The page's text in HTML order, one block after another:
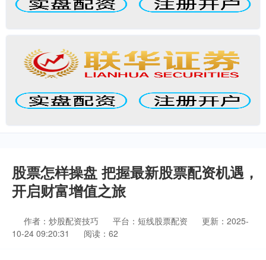
股票怎样操盘 把握最新股票配资机遇，
开启财富增值之旅
作者：炒股配资技巧 平台：短线股票配资
更新：2025-
10-24 09:20:31
阅读：62